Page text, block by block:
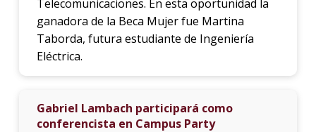
Telecomunicaciones. En esta oportunidad la
ganadora de la Beca Mujer fue Martina
Taborda, futura estudiante de Ingeniería
Eléctrica.
Gabriel Lambach participará como
conferencista en Campus Party